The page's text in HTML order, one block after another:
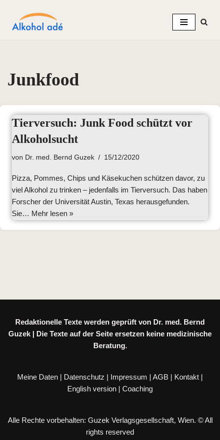
Zum
Junkfood
Tierversuch: Junk Food schützt vor
Alkoholsucht
von Dr. med. Bernd Guzek 15/12/2020
Pizza, Pommes, Chips und Käsekuchen schützen davor, zu
viel Alkohol zu trinken – jedenfalls im Tierversuch. Das haben
Forscher der Universität Austin, Texas herausgefunden.
Sie… Mehr lesen »
Redaktionelle Texte werden geprüft von Dr. med. Bernd
Guzek | Die Texte auf der Seite ersetzen keine medizinische
Beratung.
Meine Daten | Datenschutz | Impressum | AGB | Kontakt |
English version | Coaching
Alle Rechte vorbehalten: Guzek Verlagsgesellschaft, Wien. © All
rights reserved